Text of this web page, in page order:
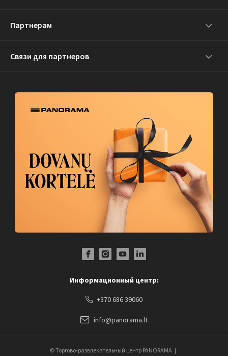
Партнерам
Связи для партнеров
Информационный центр:
+370 686 39060
info@panorama.lt
© Торгово-развлекательный центр PANORAMA